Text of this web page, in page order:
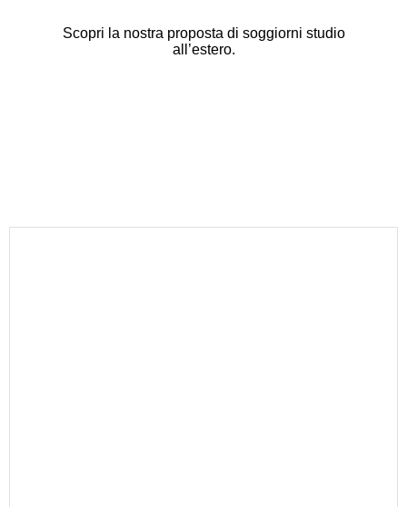
Scopri la nostra proposta di soggiorni studio
all’estero.